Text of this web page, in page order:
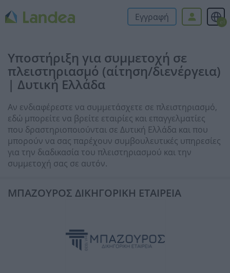
Εγγραφή el
Υποστήριξη για συμμετοχή σε
πλειστηριασμό (αίτηση/διενέργεια)
| Δυτική Ελλάδα
Αν ενδιαφέρεστε να συμμετάσχετε σε πλειστηριασμό,
εδώ μπορείτε να βρείτε εταιρίες και επαγγελματίες
που δραστηριοποιούνται σε Δυτική Ελλάδα και που
μπορούν να σας παρέχουν συμβουλευτικές υπηρεσίες
για την διαδικασία του πλειστηριασμού και την
συμμετοχή σας σε αυτόν.
ΜΠΑΖΟΥΡΟΣ ΔΙΚΗΓΟΡΙΚΗ ΕΤΑΙΡΕΙΑ